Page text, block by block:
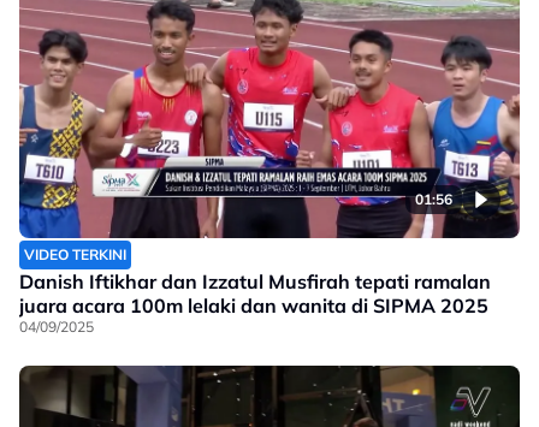
01:56
VIDEO TERKINI
Danish Iftikhar dan Izzatul Musfirah tepati ramalan
juara acara 100m lelaki dan wanita di SIPMA 2025
04/09/2025